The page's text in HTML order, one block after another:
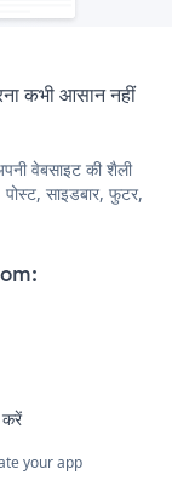
कभी आसान नहीं
वेबसाइट की शैली
साइडबार, फुटर,
your app